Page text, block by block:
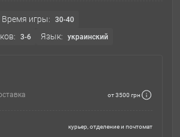
Время игры: 30-40
3-6 Язык: украинский
от 3500 грн
курьер, отделение и почтомат